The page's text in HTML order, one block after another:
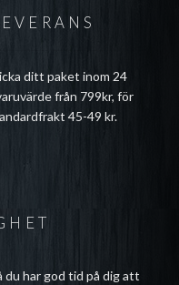
ditt paket inom 24
från 799kr, för
45-49 kr.
du har god tid på dig att